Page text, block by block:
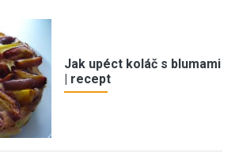
Jak upéct koláč s blumami
| recept